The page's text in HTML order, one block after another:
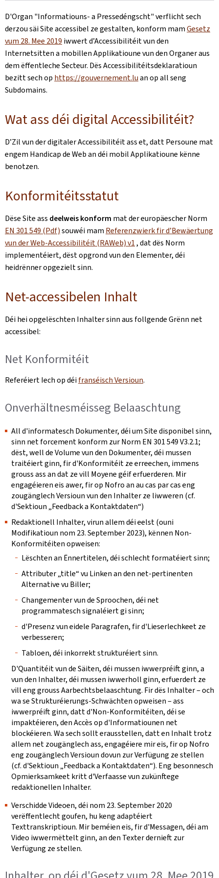
D'Organ "Informatiouns- a Pressedéngscht"verflicht sech
derzou säi Site accessibel ze gestalten, konform mamGesetz
vum 28. Mee 2019 iwwert d’Accessibilitéit vun den
Internetsitten a mobillen Applikatioune vun den Organer aus
dem ëffentleche Secteur. Dës Accessibilitéitsdeklaratioun
bezitt sech op https://gouvernement.luan op all seng
Subdomains.
Wat ass déi digital Accessibilitéit?
D’Zil vun der digitaler Accessibilitéit ass et, datt Persoune mat
engem Handicap de Web an déi mobil Applikatioune kënne
benotzen.
Konformitéitsstatut
Dëse Site ass deelweis konform mat der europäescher Norm
EN 301 549 (Pdf)souwéi mam Referenzwierk fir d’Bewäertung
vun der Web-Accessibilitéit (RAWeb) v1, dat dës Norm
implementéiert, dëst opgrond vun den Elementer, déi
heidrënner opgezielt sinn.
Net-accessibelen Inhalt
Déi hei opgelëschten Inhalter sinn aus follgende Grënn net
accessibel:
Net Konformitéit
Referéiert Iech op déifranséisch Versioun.
Onverhältnesméisseg Belaaschtung
All d'informatesch Dokumenter, déi um Site disponibel sinn,
sinn net forcement konform zur Norm EN 301 549 V3.2.1;
dëst, well de Volume vun den Dokumenter, déi mussen
traitéiert ginn, fir d'Konformitéit ze erreechen, immens
grouss ass an dat ze vill Moyene géif erfuerderen. Mir
engagéieren eis awer, fir op Nofro an au cas par cas eng
zougänglech Versioun vun den Inhalter ze liwweren (cf.
d'Sektioun „Feedback a Kontaktdaten“)
Redaktionell Inhalter, virun allem déi eelst (ouni
Modifikatioun nom 23. September 2023), kënnen Non-
Konformitéiten opweisen:
Lëschten an Ënnertitelen, déi schlecht formatéiert sinn;
Attributer „title“ vu Linken an den net-pertinenten
Alternative vu Biller;
Changementer vun de Sproochen, déi net
programmatesch signaléiert gi sinn;
d'Presenz vun eidele Paragrafen, fir d'Lieserlechkeet ze
verbesseren;
Tabloen, déi inkorrekt strukturéiert sinn.
D'Quantitéit vun de Säiten, déi mussen iwwerpréift ginn, a
vun den Inhalter, déi mussen iwwerholl ginn, erfuerdert ze
vill eng grouss Aarbechtsbelaaschtung. Fir dës Inhalter ‒ och
wa se Strukturéierungs-Schwächten opweisen ‒ ass
iwwerpréift ginn, datt d'Non-Konformitéiten, déi se
impaktéieren, den Accès op d'Informatiounen net
blockéieren. Wa sech sollt erausstellen, datt en Inhalt trotz
allem net zougänglech ass, engagéiere mir eis, fir op Nofro
eng zougänglech Versioun dovun zur Verfügung ze stellen
(cf. d'Sektioun „Feedback a Kontaktdaten“). Eng besonnesch
Opmierksamkeet kritt d'Verfaasse vun zukünftege
redaktionellen Inhalter.
Verschidde Videoen, déi nom 23. September 2020
verëffentlecht goufen, hu keng adaptéiert
Texttranskriptioun. Mir beméien eis, fir d'Messagen, déi am
Video iwwermëttelt ginn, an den Texter dernieft zur
Verfügung ze stellen.